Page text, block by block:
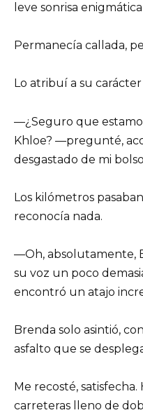
leve sonrisa
Permanecía callada,
Lo atribuí a su
—¿Seguro que
Khloe? —pregunté,
desgastado de mi
Los kilómetros
reconocía nada.
—Oh, absolutamente,
su voz un poco
encontró un atajo
Brenda solo asintió,
asfalto que se
Me recosté,
carreteras lleno de